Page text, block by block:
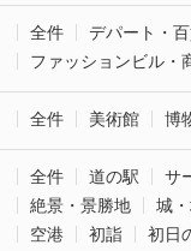
全件 デパート・
ファッションビル・
全件 美術館 博
全件 道の駅 サ
絶景・景勝地
城
空港
初詣 初日